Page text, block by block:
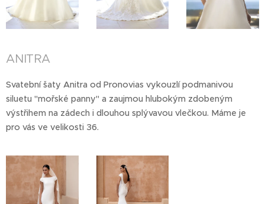
ANITRA
Svatební šaty Anitra od Pronovias vykouzlí podmanivou
siluetu "mořské panny" a zaujmou hlubokým zdobeným
výstřihem na zádech i dlouhou splývavou vlečkou. Máme je
pro vás ve velikosti 36.